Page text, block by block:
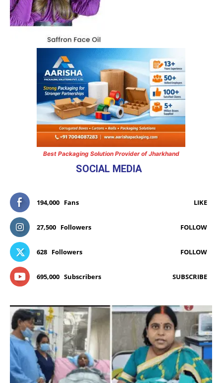
Best Packaging Solution Provider of Jharkhand
SOCIAL MEDIA
194,000 Fans LIKE
27,500 Followers FOLLOW
628 Followers FOLLOW
695,000 Subscribers SUBSCRIBE